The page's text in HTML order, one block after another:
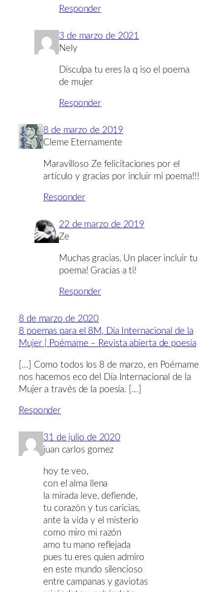
Responder
3 de marzo de 2021
Nely
Disculpa tu eres la q iso el poema
de mujer
Responder
8 de marzo de 2019
Cleme Eternamente
Maravilloso Ze felicitaciones por el
artículo y gracias por incluir mi poema!!!
Responder
22 de marzo de 2019
Ze
Muchas gracias. Un placer incluir tu
poema! Gracias a ti!
Responder
8 de marzo de 2020
8 poemas para el 8M, Día Internacional de la
Mujer | Poémame – Revista abierta de poesía
[…] Como todos los 8 de marzo, en Poémame
nos hacemos eco del Día Internacional de la
Mujer a través de la poesía. […]
Responder
31 de julio de 2020
juan carlos gomez
hoy te veo,
con el alma llena
la mirada leve, defiende,
tu corazón y tus caricias,
ante la vida y el misterio
como miro mi razón
amo tu mano reflejada
pues tu eres quien admiro
en este mundo silencioso
entre campanas y gaviotas